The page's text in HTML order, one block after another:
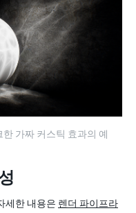
가짜 커스틱 효과의 예
세한 내용은 렌더 파이프라